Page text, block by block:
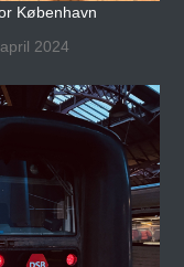
København
2024